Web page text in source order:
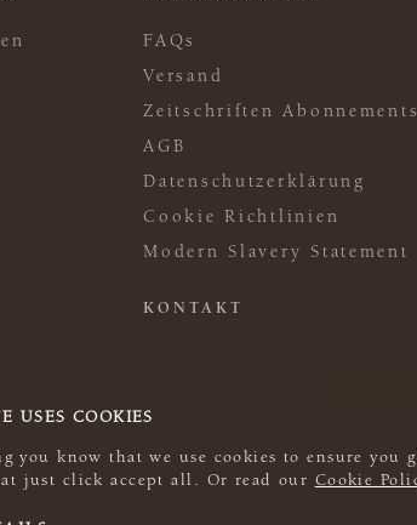
USES COOKIES
you know that we use cookies to ensure you
just click accept all. Or read our Cookie
FAQs
Versand
Zeitschriften Abonnements
AGB
Datenschutzerklärung
Cookie Richtlinien
Modern Slavery Statement
KONTAKT